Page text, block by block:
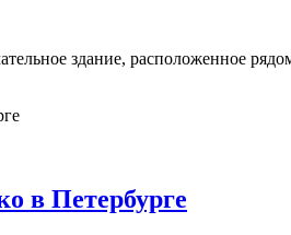
здание, расположенное
в Петербурге